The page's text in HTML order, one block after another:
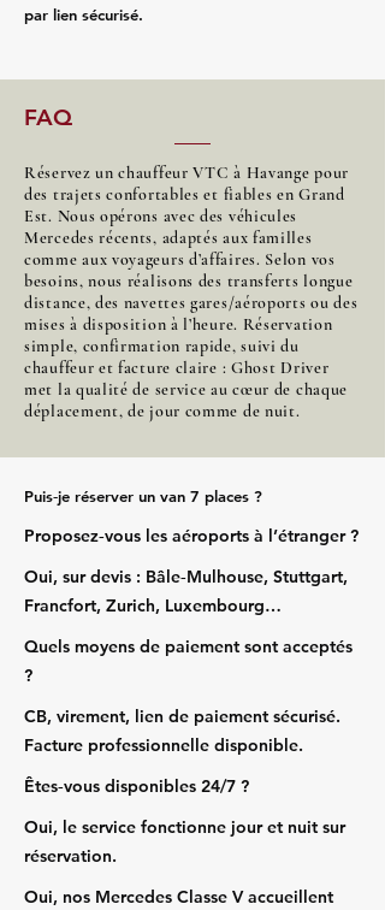
par lien sécurisé.
FAQ
Réservez un chauffeur VTC à Havange pour
des trajets confortables et fiables en Grand
Est. Nous opérons avec des véhicules
Mercedes récents, adaptés aux familles
comme aux voyageurs d’affaires. Selon vos
besoins, nous réalisons des transferts longue
distance, des navettes gares/aéroports ou des
mises à disposition à l’heure. Réservation
simple, confirmation rapide, suivi du
chauffeur et facture claire : Ghost Driver
met la qualité de service au cœur de chaque
déplacement, de jour comme de nuit.
Puis‑je réserver un van 7 places ?
Proposez‑vous les aéroports à l’étranger ?
Oui, sur devis : Bâle‑Mulhouse, Stuttgart,
Francfort, Zurich, Luxembourg…
Quels moyens de paiement sont acceptés
?
CB, virement, lien de paiement sécurisé.
Facture professionnelle disponible.
Êtes‑vous disponibles 24/7 ?
Oui, le service fonctionne jour et nuit sur
réservation.
Oui, nos Mercedes Classe V accueillent